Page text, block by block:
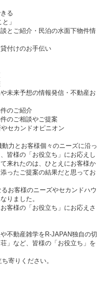
る
」
とご紹介・民泊の水面下物件情
付けのお手伝い
未来予想の情報発信・不動産お
のご紹介
のご相談やご提案
セカンドオピニオン
力とお客様個々のニーズに沿っ
皆様の「お役立ち」にお応えし
来れたのは、ひとえにお客様か
ったご提案の結果だと思ってお
お客様のニーズやセカンドハウ
りました。
客様の「お役立ち」にお応えさ
不動産雑学をR-JAPAN独自の切
」など、皆様の「お役立ち」を
寄りください。